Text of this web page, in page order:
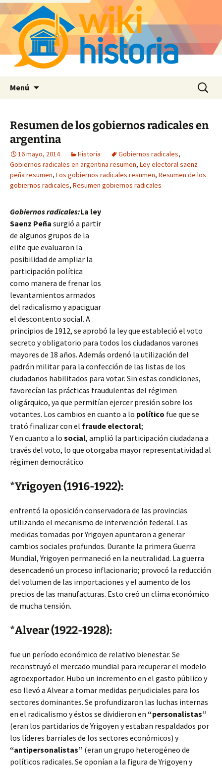
Menú Buscar:
Resumen de los gobiernos radicales en
argentina
16 mayo, 2014 Historia Gobiernos radicales,
Gobiernos radicales en argentina resumen, Ley electoral saenz
peña resumen, Los gobiernos radicales resumen, Resumen de los
gobiernos radicales, Resumen gobiernos radicales
Gobiernos radicales:La ley
Saenz Peña surgió a partir
de algunos grupos de la
elite que evaluaron la
posibilidad de ampliar la
participación política
como manera de frenar los
levantamientos armados
del radicalismo y apaciguar
el descontento social. A
principios de 1912, se aprobó la ley que estableció el voto
secreto y obligatorio para todos los ciudadanos varones
mayores de 18 años. Además ordenó la utilización del
padrón militar para la confección de las listas de los
ciudadanos habilitados para votar. Sin estas condiciones,
favorecían las prácticas fraudulentas del régimen
oligárquico, ya que permitían ejercer presión sobre los
votantes. Los cambios en cuanto a lo político fue que se
trató finalizar con el fraude electoral;
Y en cuanto a lo social, amplió la participación ciudadana a
través del voto, lo que otorgaba mayor representatividad al
régimen democrático.
*Yrigoyen (1916-1922):
enfrentó la oposición conservadora de las provincias
utilizando el mecanismo de intervención federal. Las
medidas tomadas por Yrigoyen apuntaron a generar
cambios sociales profundos. Durante la primera Guerra
Mundial, Yrigoyen permaneció en la neutralidad. La guerra
desencadenó un proceso inflacionario; provocó la reducción
del volumen de las importaciones y el aumento de los
precios de las manufacturas. Esto creó un clima económico
de mucha tensión.
*Alvear (1922-1928):
fue un período económico de relativo bienestar. Se
reconstruyó el mercado mundial para recuperar el modelo
agroexportador. Hubo un incremento en el gasto público y
eso llevó a Alvear a tomar medidas perjudiciales para los
sectores dominantes. Se profundizaron las luchas internas
en el radicalismo y éstos se dividieron en “personalistas”
(eran los partidarios de Yrigoyen y estaban respaldados por
los líderes barriales de los sectores económicos) y
“antipersonalistas” (eran un grupo heterogéneo de
políticos radicales. Se oponían a la figura de Yrigoyen y